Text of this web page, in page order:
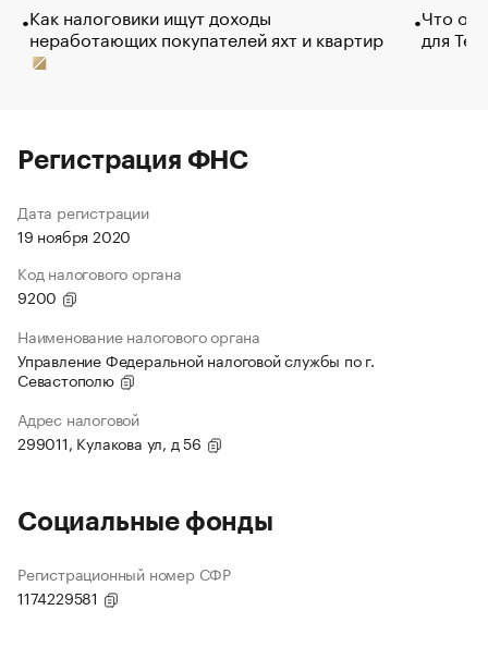
Как налоговики ищут доходы
неработающих покупателей яхт и квартир
Что
для
Регистрация ФНС
Дата регистрации
19 ноября 2020
Код налогового органа
9200
Наименование налогового органа
Управление Федеральной налоговой службы по г.
Севастополю
Адрес налоговой
299011, Кулакова ул, д 56
Социальные фонды
Регистрационный номер СФР
1174229581